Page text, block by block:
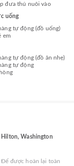
đưa thú nuôi vào
uống
tự động (đồ uống)
em
tự động (đồ ăn nhẹ)
tự động
Hilton, Washington
được hoàn lại toàn